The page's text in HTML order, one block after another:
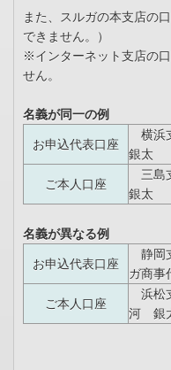
また、スルガの本支店の
できません。）
※インターネット支店の
せん。
名義が同一の例
お申込代表口座
横浜
銀太
ご本人口座
三島
銀太
名義が異なる例
お申込代表口座
静岡
ガ商
ご本人口座
浜松
河 銀